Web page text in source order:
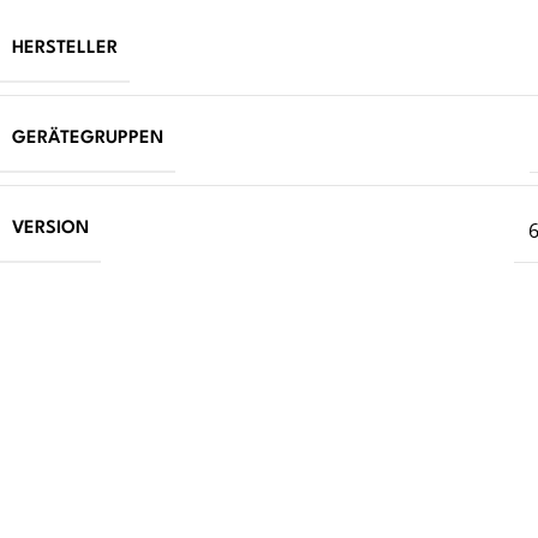
HERSTELLER
GERÄTEGRUPPEN
VERSION